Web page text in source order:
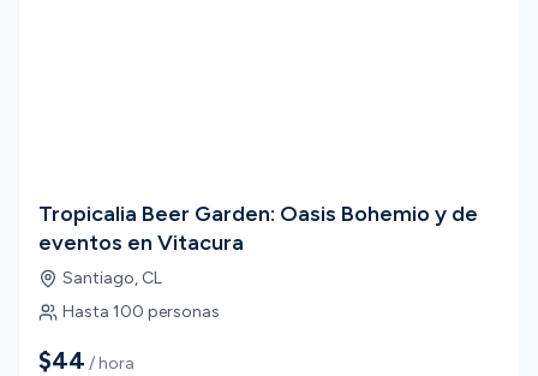
Tropicalia Beer Garden: Oasis Bohemio y de
eventos en Vitacura
Santiago, CL
Hasta 100 personas
$44 / hora